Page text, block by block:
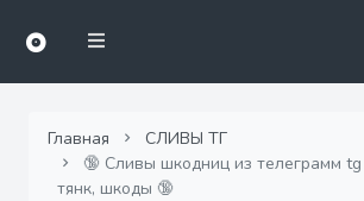
Главная
СЛИВЫ ТГ
🔞 Сливы шкодниц из телеграмм
тянк, шкоды 🔞